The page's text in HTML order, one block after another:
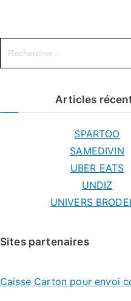
Search
for:
Articles
SPARTOO
SAMEDIVIN
UBER EATS
UNDIZ
UNIVERS
Sites partenaires
Caisse Carton pour envoi